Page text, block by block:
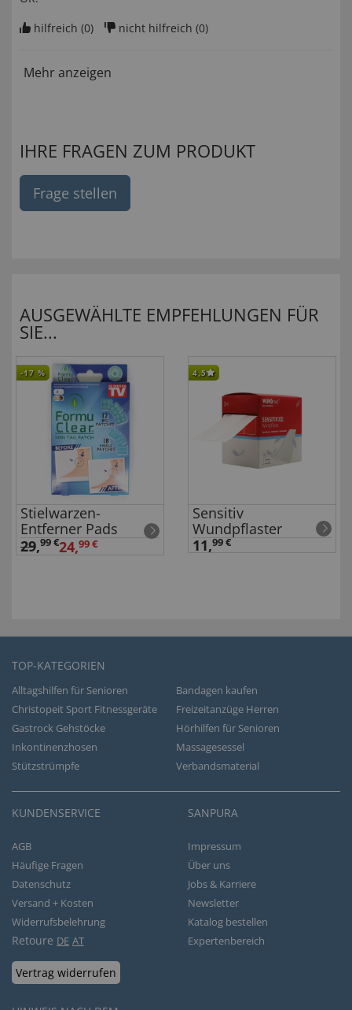
hilfreich (0) nicht hilfreich (0)
Mehr anzeigen
IHRE FRAGEN ZUM PRODUKT
Frage stellen
AUSGEWÄHLTE EMPFEHLUNGEN FÜR
SIE...
-17 %
Stielwarzen-
Entferner Pads
29,99 €24,99 €
4,5
Sensitiv
Wundpflaster
11,99 €
TOP-KATEGORIEN
Alltagshilfen für Senioren
Bandagen kaufen
Christopeit Sport Fitnessgeräte
Freizeitanzüge Herren
Gastrock Gehstöcke
Hörhilfen für Senioren
Inkontinenzhosen
Massagesessel
Stützstrümpfe
Verbandsmaterial
KUNDENSERVICE
AGB
Häufige Fragen
Datenschutz
Versand + Kosten
Widerrufsbelehrung
Retoure DE AT
Vertrag widerrufen
SANPURA
Impressum
Über uns
Jobs & Karriere
Newsletter
Katalog bestellen
Expertenbereich